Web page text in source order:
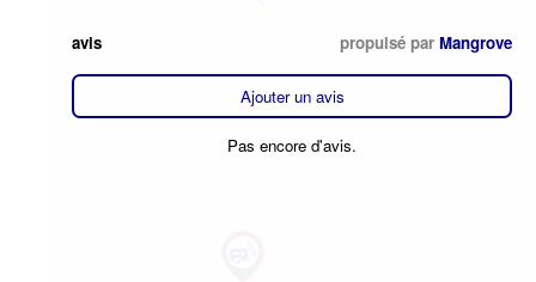
avis propulsé par Mangrove
Ajouter un avis
Pas encore d'avis.